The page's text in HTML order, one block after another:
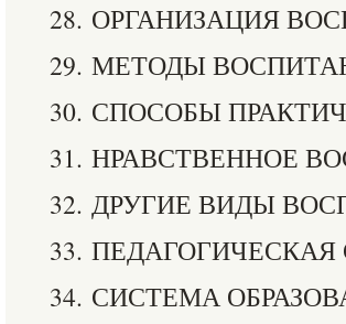
28. ОРГАНИЗАЦИЯ
29. МЕТОДЫ
30. СПОСОБЫ
31. НРАВСТВЕННОЕ
32. ДРУГИЕ ВИДЫ
33.
34. СИСТЕМА